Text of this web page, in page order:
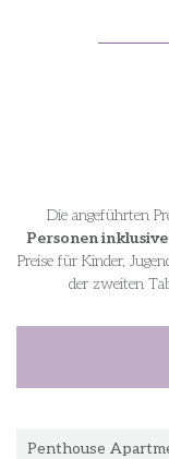
Die angeführten
Personen
Preise für Kinder,
der zweiten
Penthouse